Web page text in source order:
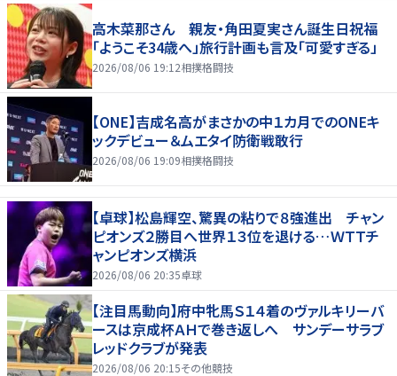
高木菜那さん 親友・角田夏実さん誕生日祝福
「ようこそ34歳へ」旅行計画も言及「可愛すぎる」
2026/08/06 19:12相撲格闘技
【ONE】吉成名高がまさかの中１カ月でのONEキ
ックデビュー＆ムエタイ防衛戦敢行
2026/08/06 19:09相撲格闘技
【卓球】松島輝空、驚異の粘りで８強進出 チャン
ピオンズ２勝目へ世界１３位を退ける…ＷＴＴチ
ャンピオンズ横浜
2026/08/06 20:35卓球
【注目馬動向】府中牝馬Ｓ１４着のヴァルキリーバ
ースは京成杯ＡＨで巻き返しへ サンデーサラブ
レッドクラブが発表
2026/08/06 20:15その他競技